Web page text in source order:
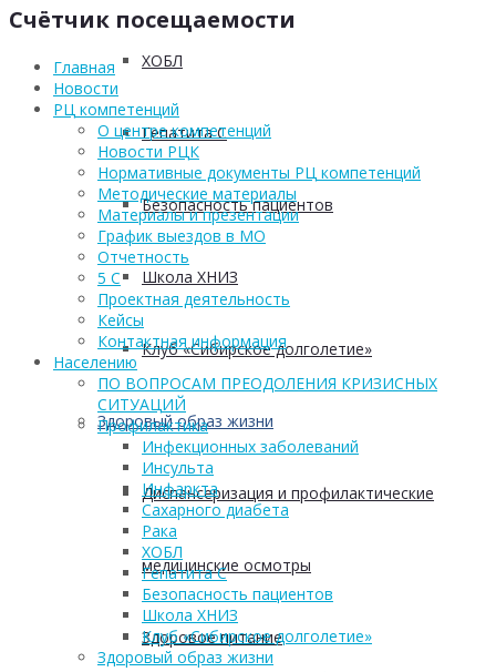
ХОБЛ
Гепатита С
Безопасность пациентов
Школа ХНИЗ
Клуб «Сибирское долголетие»
Здоровый образ жизни
Диспансеризация и профилактические
медицинские осмотры
Здоровое питание
Счётчик посещаемости
Главная
Новости
РЦ компетенций
О центре компетенций
Новости РЦК
Нормативные документы РЦ компетенций
Методические материалы
Материалы и презентации
График выездов в МО
Отчетность
5 С
Проектная деятельность
Кейсы
Контактная информация
Населению
ПО ВОПРОСАМ ПРЕОДОЛЕНИЯ КРИЗИСНЫХ
СИТУАЦИЙ
Профилактика
Инфекционных заболеваний
Инсульта
Инфаркта
Сахарного диабета
Рака
ХОБЛ
Гепатита С
Безопасность пациентов
Школа ХНИЗ
Клуб «Сибирское долголетие»
Здоровый образ жизни